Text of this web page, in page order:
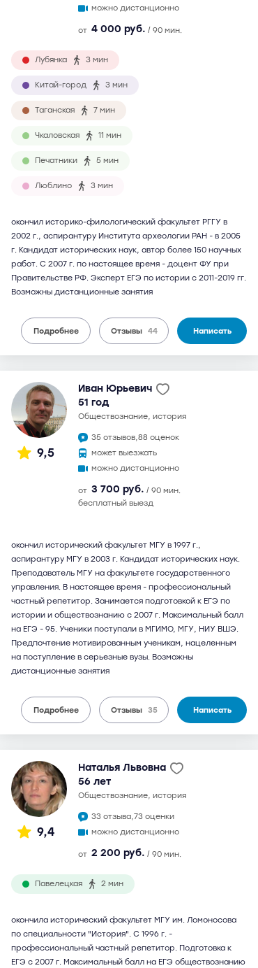
можно дистанционно
от 4 000 руб. / 90 мин.
Лубянка 3 мин
Китай-город 3 мин
Таганская 7 мин
Чкаловская 11 мин
Печатники 5 мин
Люблино 3 мин
окончил историко-филологический факультет РГГУ в
2002 г., аспирантуру Института археологии РАН - в 2005
г. Кандидат исторических наук, автор более 150 научных
работ. С 2007 г. по настоящее время - доцент ФУ при
Правительстве РФ. Эксперт ЕГЭ по истории с 2011-2019 гг.
Возможны дистанционные занятия
Подробнее Отзывы 44 Написать
9,5
Иван Юрьевич
51 год
обществознание, история
35 отзывов,88 оценок
может выезжать
можно дистанционно
от 3 700 руб. / 90 мин.
бесплатный выезд
окончил исторический факультет МГУ в 1997 г.,
аспирантуру МГУ в 2003 г. Кандидат исторических наук.
Преподаватель МГУ на факультете государственного
управления. В настоящее время - профессиональный
частный репетитор. Занимается подготовкой к ЕГЭ по
истории и обществознанию с 2007 г. Максимальный балл
на ЕГЭ - 95. Ученики поступали в МГИМО, МГУ, НИУ ВШЭ.
Предпочтение мотивированным ученикам, нацеленным
на поступление в серьезные вузы. Возможны
дистанционные занятия
Подробнее Отзывы 35 Написать
9,4
Наталья Львовна
56 лет
обществознание, история
33 отзыва,73 оценки
можно дистанционно
от 2 200 руб. / 90 мин.
Павелецкая 2 мин
окончила исторический факультет МГУ им. Ломоносова
по специальности "История". С 1996 г. -
профессиональный частный репетитор. Подготовка к
ЕГЭ с 2007 г. Максимальный балл на ЕГЭ обществознанию